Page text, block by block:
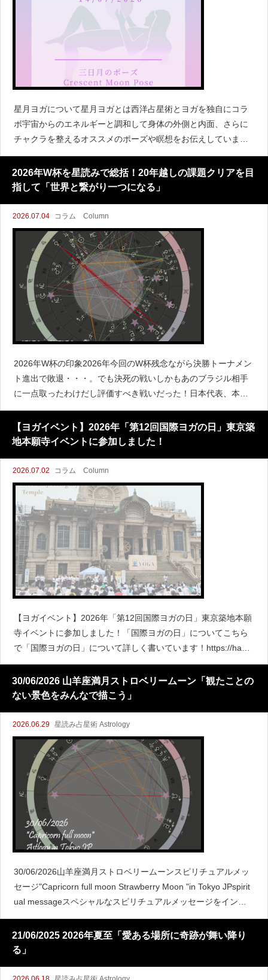
星月ヨガについて星月ヨガとは西洋占星術とヨガを独自にコラ
ボ宇宙からのエネルギーと調和して身体の外側と内面、さらに
チャクラを整えるオススメのポーズや瞑想をお伝えしていま
す！人体と12星座（12サイン）の対応について西洋占星術は昔
から12サインを身
2026年W杯を星読みで総括！20年越しの課題クリアを目
指して「世界と繋がり一つになる」
2026.07.04 コラム Column
2026年W杯の印象2026年今回のW杯残念ながら決勝トーナメン
ト進出で敗退・・・。でも決死の戦いしかもあのブラジル相手
に一点取ったわけだし評価すべき戦いだった！日本代表、本当
にお疲れ様でした！！！無事に帰国してそれぞれ解散しまた
【ヨガイベント】2026年「第12回国際ヨガの日」東京築
地本願寺イベントに参加しました！
2026.07.02 コラム Column
【ヨガイベント】2026年「第12回国際ヨガの日」東京築地本願
寺イベントに参加しました！「国際ヨガの日」についてこちら
で「国際ヨガの日」について詳しく書いています！https://happ
yrich-lab.com/column/international-day-of-yo
30/06/2026 山羊座満月ストロベリームーン「観たことの
ない景色をみんなで描こう」
2026.06.29 星読み占星術 Astrology
30/06/2026山羊座満月ストロベリームーンスピリチュアルメッ
セージ"Capricorn full moon Strawberry Moon "in Tokyo JPspirit
ual messageスペシャルなスピリチュアルメッセージをインス
タにアップし
21/06/2025 2026年夏至「愛ある場所に奇跡が舞い降り
る」